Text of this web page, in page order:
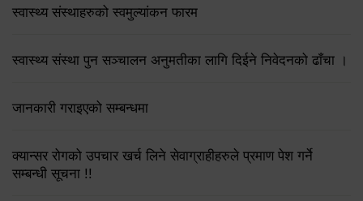
स्वास्थ्य संस्थाहरुको स्वमुल्यांकन फारम
स्वास्थ्य संस्था पुन सञ्चालन अनुमतीका लागि दिईने निवेदनको ढाँचा ।
जानकारी गराइएको सम्बन्धमा
क्यान्सर रोगको उपचार खर्च लिने सेवाग्राहीहरुले प्रमाण पेश गर्ने
सम्बन्धी सूचना !!